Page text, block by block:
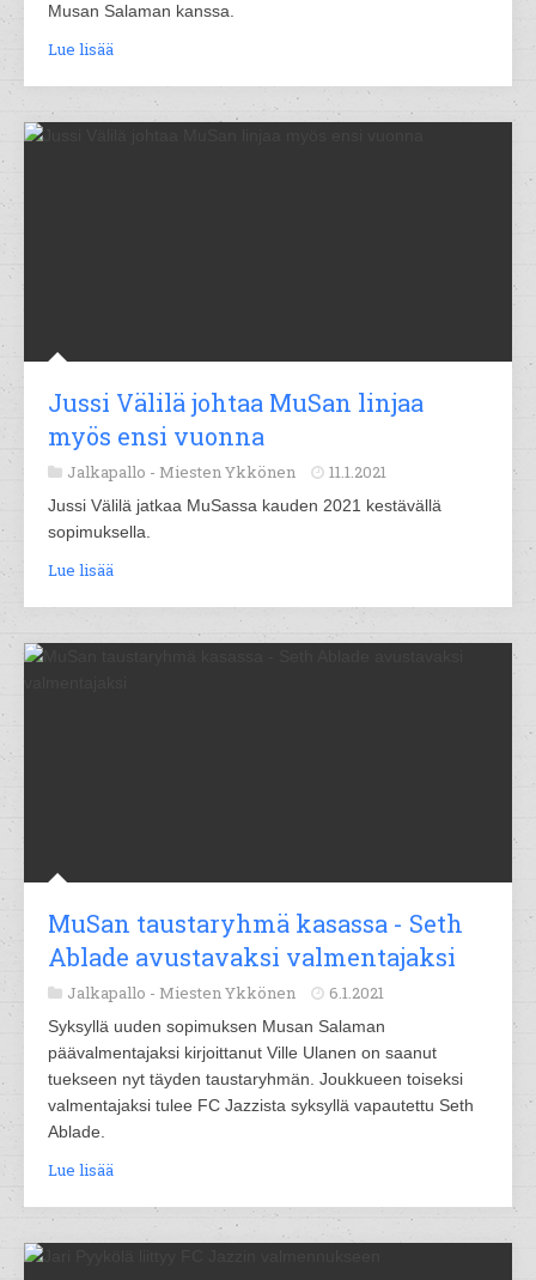
Musan Salaman kanssa.
Lue lisää
Jussi Välilä johtaa MuSan linjaa
myös ensi vuonna
Jalkapallo - Miesten Ykkönen 11.1.2021
Jussi Välilä jatkaa MuSassa kauden 2021 kestävällä
sopimuksella.
Lue lisää
MuSan taustaryhmä kasassa - Seth
Ablade avustavaksi valmentajaksi
Jalkapallo - Miesten Ykkönen 6.1.2021
Syksyllä uuden sopimuksen Musan Salaman
päävalmentajaksi kirjoittanut Ville Ulanen on saanut
tuekseen nyt täyden taustaryhmän. Joukkueen toiseksi
valmentajaksi tulee FC Jazzista syksyllä vapautettu Seth
Ablade.
Lue lisää